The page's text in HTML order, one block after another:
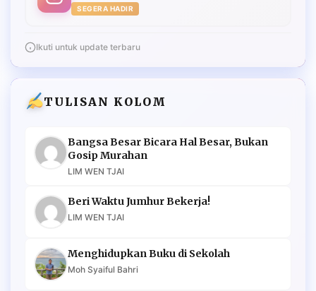
SEGERA HADIR
Ikuti untuk update terbaru
TULISAN KOLOM
Bangsa Besar Bicara Hal Besar, Bukan
Gosip Murahan
LIM WEN TJAI
Beri Waktu Jumhur Bekerja!
LIM WEN TJAI
Menghidupkan Buku di Sekolah
Moh Syaiful Bahri